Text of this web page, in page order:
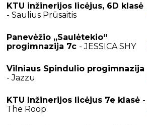
KTU inžinerijos licėjus, 6D klasė
- Saulius Prūsaitis
Panevėžio „Saulėtekio“
progimnazija 7c - JESSICA SHY
Vilniaus Spindulio progimnazija
- Jazzu
KTU Inžinerijos licėjus 7e klasė -
The Roop